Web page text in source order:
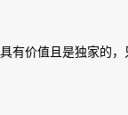
有价值且是独家的